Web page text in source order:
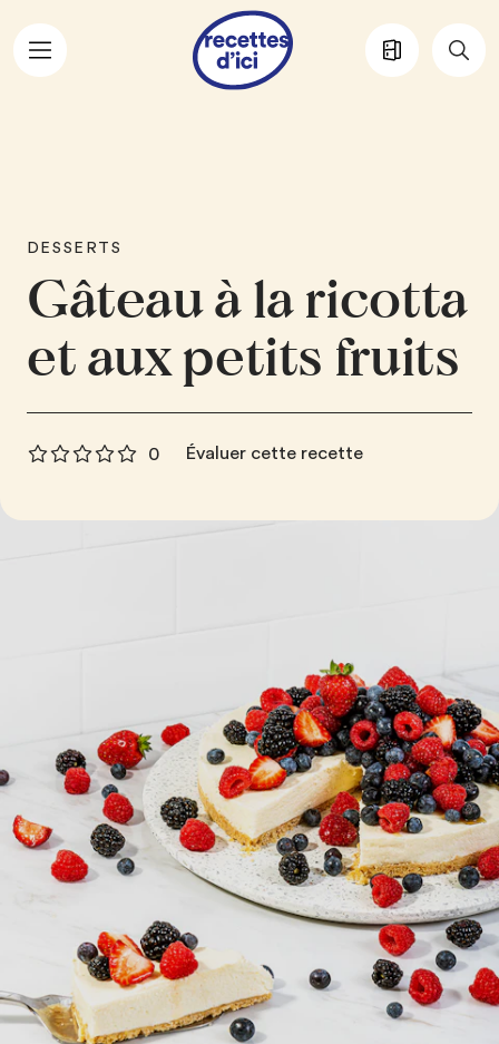
Aller au contenu principal
DESSERTS
Gâteau à la ricotta
et aux petits fruits
0 Évaluer cette recette